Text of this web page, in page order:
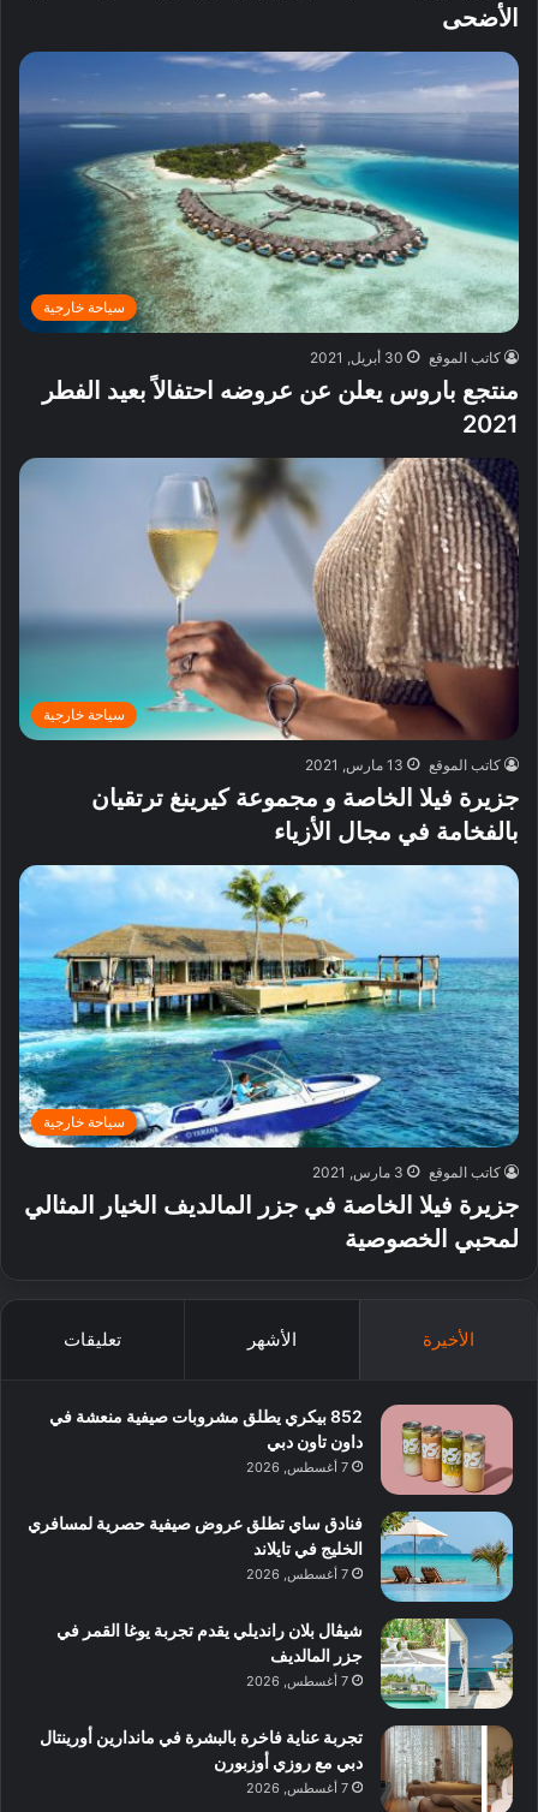
الأضحى
سياحة خارجية
كاتب الموقع 30 أبريل, 2021
منتجع باروس يعلن عن عروضه احتفالاً بعيد الفطر
2021
سياحة خارجية
كاتب الموقع 13 مارس, 2021
جزيرة فيلا الخاصة و مجموعة كيرينغ ترتقيان
بالفخامة في مجال الأزياء
سياحة خارجية
كاتب الموقع 3 مارس, 2021
جزيرة فيلا الخاصة في جزر المالديف الخيار المثالي
لمحبي الخصوصية
الأخيرة الأشهر تعليقات
852 بيكري يطلق مشروبات صيفية منعشة في
داون تاون دبي
7 أغسطس, 2026
فنادق ساي تطلق عروض صيفية حصرية لمسافري
الخليج في تايلاند
7 أغسطس, 2026
شيڤال بلان رانديلي يقدم تجربة يوغا القمر في
جزر المالديف
7 أغسطس, 2026
تجربة عناية فاخرة بالبشرة في ماندارين أورينتال
دبي مع روزي أوزبورن
7 أغسطس, 2026